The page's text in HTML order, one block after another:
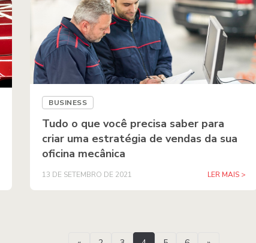
BUSINESS
Tudo o que você precisa saber para
criar uma estratégia de vendas da sua
oficina mecânica
13 DE SETEMBRO DE 2021 LER MAIS >